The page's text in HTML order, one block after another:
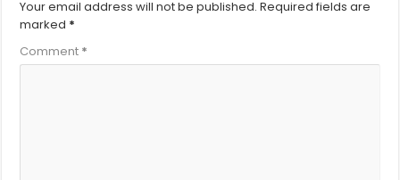
Your email address will not be published. Required fields are
marked *
Comment *